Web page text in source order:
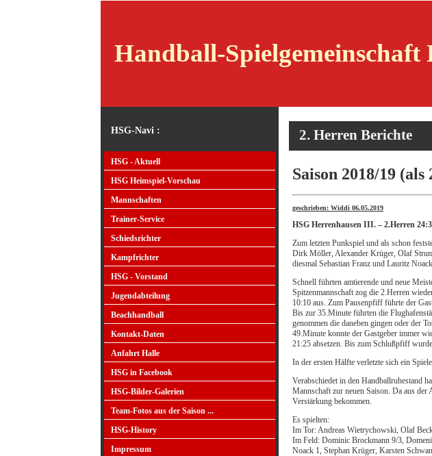
Handball-Spielgemeinschaft
HSG-Navi :
HSG - Aktuell
HSG Heimspiel-Vorschau
Mannschaften
Trainer-Service
Schiedsrichter
Kampfrichter
HSG - Vorstand
Jugendabteilung
Beachhandball
Kontakt-Daten
Anfahrt Halle
HSG in Facebook
HSG-Bilder-Galerien
Team-Fotos aus der Saison ...
HSG-History
Impressum
2. Herren Berichte
Saison 2018/19
geschrieben: Widdi 06.05.2019
HSG Herrenhausen III. – 2.Herren
Zum letzten Punkspiel und als schon
Dirk Möller, Alexander Krüger, Olaf
diesmal Sebastian Franz und Lauritz
Schnell führten amtierende und neue
Spitzenmannschaft zog die 2.Herren
10:10 aus. Zum Pausenpfiff führte der
Bis zur 35.Minute führten die
genommen die daneben gingen oder der
49.Minute konnte der Gastgeber immer
21:25 absetzen. Bis zum Schlußpfiff
In der ersten Hälfte verletzte sich ein
Verabschiedet in den Handballruhestand
Mannschaft zur neuen Saison. Da aus
Verstärkung bekommen.
Es spielten:
Im Tor: Andreas Wietrychowski, Olaf
Im Feld: Dominic Brockmann 9/3,
Noack 1, Stephan Krüger, Karsten